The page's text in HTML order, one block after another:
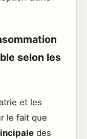
selon les
et les
le fait que
des